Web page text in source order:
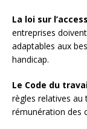
La loi sur
entreprises
adaptables aux
handicap.
Le Code du
règles relatives
rémunération des